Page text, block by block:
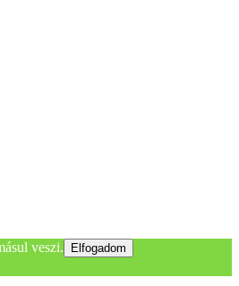
veszi.
Elfogadom